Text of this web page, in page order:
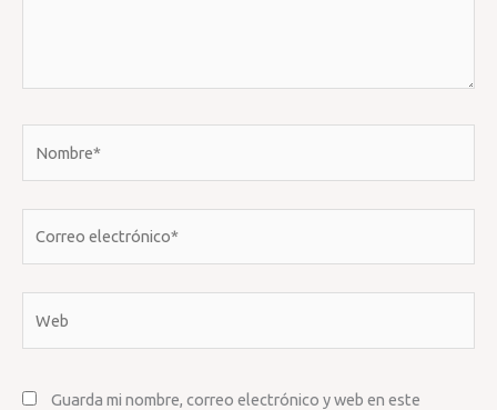
Guarda mi nombre, correo electrónico y web en este